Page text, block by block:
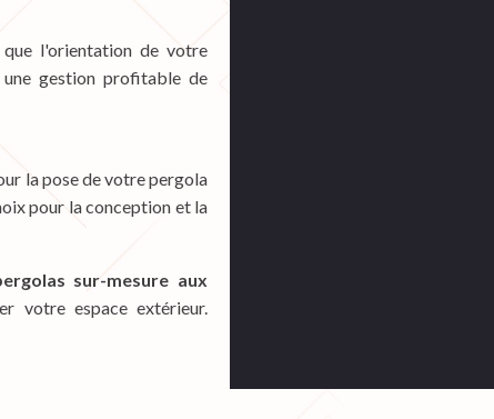
l'orientation de votre
gestion profitable de
la pose de votre pergola
pour la conception et la
sur-mesure aux
votre espace extérieur.